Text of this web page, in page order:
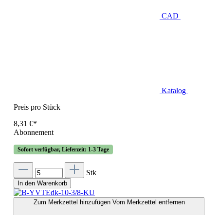
CAD
Katalog
Preis pro Stück
8,31 €*
Abonnement
Sofort verfügbar, Lieferzeit: 1-3 Tage
Stk
In den Warenkorb
Zum Merkzettel hinzufügen Vom Merkzettel entfernen